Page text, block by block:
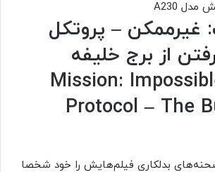
غیرممکن – پروتکل
از برج خلیفه
(Mission:
Protocol – The